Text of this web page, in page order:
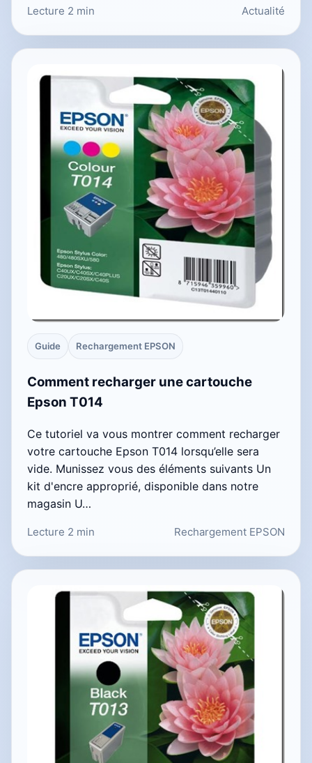
Lecture 2 min Actualité
Guide Rechargement EPSON
Comment recharger une cartouche
Epson T014
Ce tutoriel va vous montrer comment recharger
votre cartouche Epson T014 lorsqu’elle sera
vide. Munissez vous des éléments suivants Un
kit d'encre approprié, disponible dans notre
magasin U…
Lecture 2 min Rechargement EPSON